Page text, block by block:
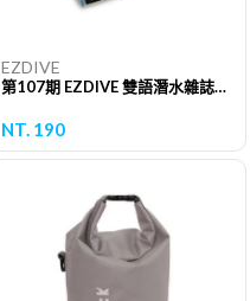
EZDIVE
第107期 EZDIVE 雙語潛水雜誌（單期）
NT. 190